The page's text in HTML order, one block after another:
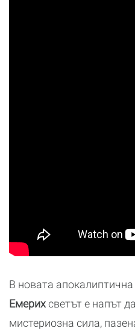
В новата
Емерихсветът е напът
мистериозна сила,